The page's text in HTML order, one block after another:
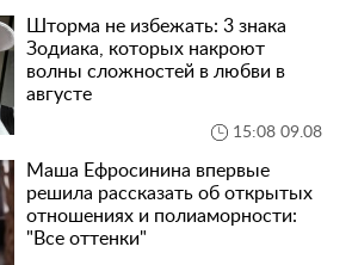
Шторма не избежать: 3 знака
Зодиака, которых накроют
волны сложностей в любви в
августе
15:08 09.08
Маша Ефросинина впервые
решила рассказать об открытых
отношениях и полиаморности:
"Все оттенки"